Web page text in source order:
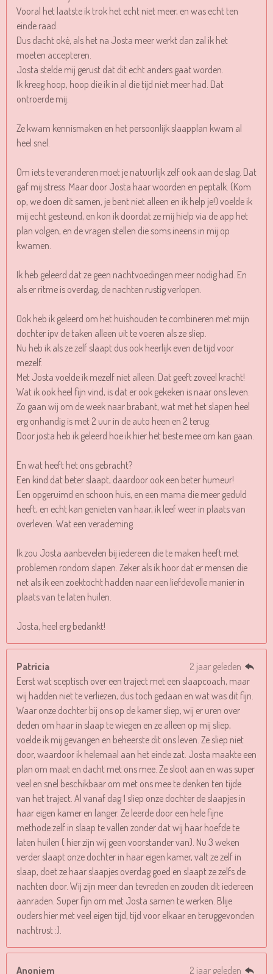
Vooral het laatste ik trok het echt niet meer, en was echt ten
einde raad.
Dus dacht oké, als het na Josta meer werkt dan zal ik het
moeten accepteren.
Josta stelde mij gerust dat dit echt anders gaat worden.
Ik kreeg hoop, hoop die ik in al die tijd niet meer had. Dat
ontroerde mij.
Ze kwam kennismaken en het persoonlijk slaapplan kwam al
heel snel.
Om iets te veranderen moet je natuurlijk zelf ook aan de slag. Dat
gaf mij stress. Maar door Josta haar woorden en peptalk. (Kom
op, we doen dit samen, je bent niet alleen en ik help je!) voelde ik
mij echt gesteund, en kon ik doordat ze mij hielp via de app het
plan volgen, en de vragen stellen die soms ineens in mij op
kwamen.
Ik heb geleerd dat ze geen nachtvoedingen meer nodig had. En
als er ritme is overdag, de nachten rustig verlopen.
Ook heb ik geleerd om het huishouden te combineren met mijn
dochter ipv de taken alleen uit te voeren als ze sliep.
Nu heb ik als ze zelf slaapt dus ook heerlijk even de tijd voor
mezelf.
Met Josta voelde ik mezelf niet alleen. Dat geeft zoveel kracht!
Wat ik ook heel fijn vind, is dat er ook gekeken is naar ons leven.
Zo gaan wij om de week naar brabant, wat met het slapen heel
erg onhandig is met 2 uur in de auto heen en 2 terug.
Door josta heb ik geleerd hoe ik hier het beste mee om kan gaan.
En wat heeft het ons gebracht?
Een kind dat beter slaapt, daardoor ook een beter humeur!
Een opgeruimd en schoon huis, en een mama die meer geduld
heeft, en echt kan genieten van haar, ik leef weer in plaats van
overleven. Wat een verademing.
Ik zou Josta aanbevelen bij iedereen die te maken heeft met
problemen rondom slapen. Zeker als ik hoor dat er mensen die
net als ik een zoektocht hadden naar een liefdevolle manier in
plaats van te laten huilen.
Josta, heel erg bedankt!
Patricia
2 jaar geleden
Eerst wat sceptisch over een traject met een slaapcoach, maar
wij hadden niet te verliezen, dus toch gedaan en wat was dit fijn.
Waar onze dochter bij ons op de kamer sliep, wij er uren over
deden om haar in slaap te wiegen en ze alleen op mij sliep,
voelde ik mij gevangen en beheerste dit ons leven. Ze sliep niet
door, waardoor ik helemaal aan het einde zat. Josta maakte een
plan om maat en dacht met ons mee. Ze sloot aan en was super
veel en snel beschikbaar om met ons mee te denken ten tijde
van het traject. Al vanaf dag 1 sliep onze dochter de slaapjes in
haar eigen kamer en langer. Ze leerde door een hele fijne
methode zelf in slaap te vallen zonder dat wij haar hoefde te
laten huilen ( hier zijn wij geen voorstander van). Nu 3 weken
verder slaapt onze dochter in haar eigen kamer, valt ze zelf in
slaap, doet ze haar slaapjes overdag goed en slaapt ze zelfs de
nachten door. Wij zijn meer dan tevreden en zouden dit iedereen
aanraden. Super fijn om met Josta samen te werken. Blije
ouders hier met veel eigen tijd, tijd voor elkaar en teruggevonden
nachtrust :).
Anoniem
2 jaar geleden